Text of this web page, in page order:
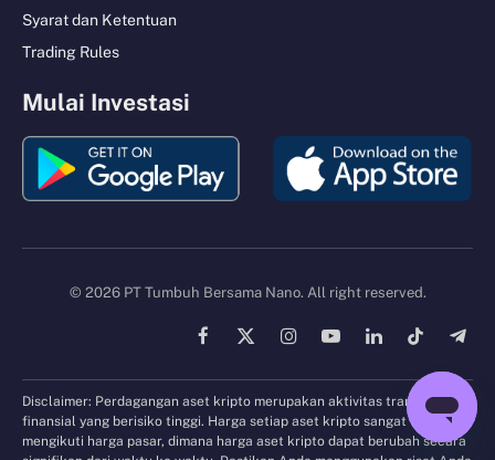
Syarat dan Ketentuan
Trading Rules
Mulai Investasi
© 2026 PT Tumbuh Bersama Nano. All right reserved.
Facebook
X
InstagramYouTubeLinkedInTikTok
Disclaimer: Perdagangan aset kripto merupakan aktivitas transaksi
finansial yang berisiko tinggi. Harga setiap aset kripto sangat fluktuatif
mengikuti harga pasar, dimana harga aset kripto dapat berubah secara